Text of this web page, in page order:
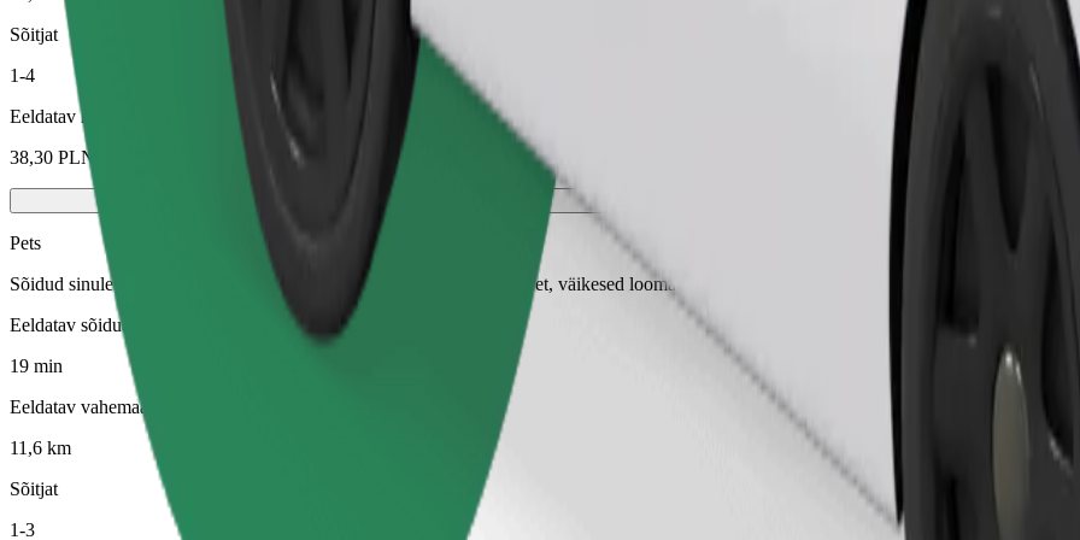
Sõitjat
1-4
Eeldatav hind
38,30 PLN
Pets
Sõidud sinule ja sinu lemmikloomale. Koerad peavad kandma korvõret, väikesed loomad vajavad kandekorvi ning istmed tuleb kaitsta
Eeldatav sõiduaeg
19 min
Eeldatav vahemaa
11,6 km
Sõitjat
1-3